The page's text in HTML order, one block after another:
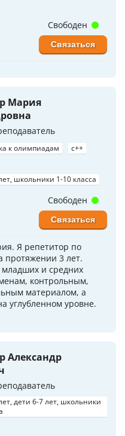
Свободен
Связаться
Мария
к олимпиадам
c++
школьники 1-10 класса
Я репетитор по
протяжении 3 лет.
и средних
контрольным,
материалом, а
углубленном уровне.
Свободен
Связаться
Александр
дети 6-7 лет, школьники